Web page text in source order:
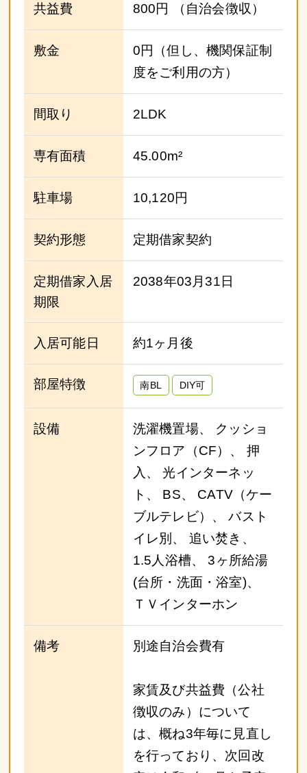
共益費 800円 （自治会徴収）
敷金
0円（但し、機関保証制
度をご利用の方）
間取り 2LDK
専有面積 45.00m²
駐車場 10,120円
契約形態 定期借家契約
定期借家入居
期限
2038年03月31日
入居可能日 約1ヶ月後
部屋特徴 南BL DIY可
設備
洗濯機置場、 クッショ
ンフロア（CF）、 押
入、 光インターネッ
ト、 BS、 CATV（ケー
ブルテレビ）、 バスト
イレ別、 追い焚き、
1.5人浴槽、 3ヶ所給湯
(台所・洗面・浴室)、
ＴＶインターホン
備考 別途自治会費有
家賃及び共益費（公社
徴収のみ）について
は、概ね3年毎に見直し
を行っており、次回改